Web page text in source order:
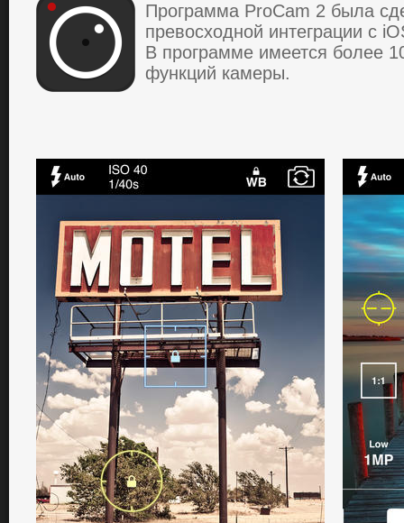
Программа ProCam 2 была
превосходной интеграции с
В программе имеется более
функций камеры.